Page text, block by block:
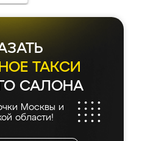
ТАКСИ
САЛОНА
Москвы и
области!